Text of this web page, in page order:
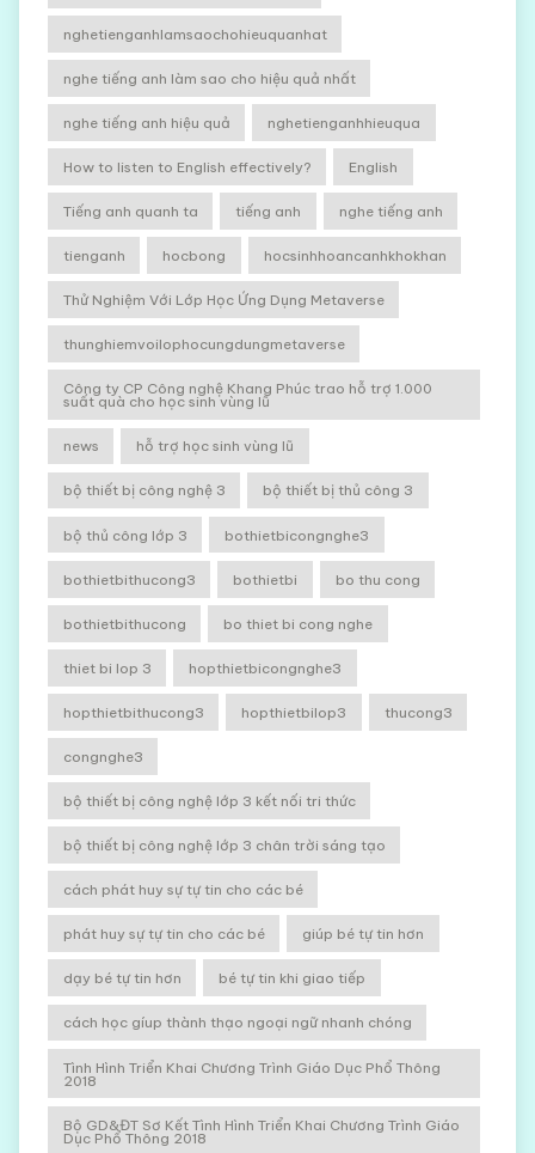
nghetienganhlamsaochohieuquanhat
nghe tiếng anh làm sao cho hiệu quả nhất
nghe tiếng anh hiệu quả nghetienganhhieuqua
How to listen to English effectively? English
Tiếng anh quanh ta tiếng anh nghe tiếng anh
tienganh hocbong hocsinhhoancanhkhokhan
Thử Nghiệm Với Lớp Học Ứng Dụng Metaverse
thunghiemvoilophocungdungmetaverse
Công ty CP Công nghệ Khang Phúc trao hỗ trợ 1.000
suất quà cho học sinh vùng lũ
news hỗ trợ học sinh vùng lũ
bộ thiết bị công nghệ 3 bộ thiết bị thủ công 3
bộ thủ công lớp 3 bothietbicongnghe3
bothietbithucong3 bothietbi bo thu cong
bothietbithucong bo thiet bi cong nghe
thiet bi lop 3 hopthietbicongnghe3
hopthietbithucong3 hopthietbilop3 thucong3
congnghe3
bộ thiết bị công nghệ lớp 3 kết nối tri thức
bộ thiết bị công nghệ lớp 3 chân trời sáng tạo
cách phát huy sự tự tin cho các bé
phát huy sự tự tin cho các bé giúp bé tự tin hơn
dạy bé tự tin hơn bé tự tin khi giao tiếp
cách học gíup thành thạo ngoại ngữ nhanh chóng
Tình Hình Triển Khai Chương Trình Giáo Dục Phổ Thông
2018
Bộ GD&ĐT Sơ Kết Tình Hình Triển Khai Chương Trình Giáo
Dục Phổ Thông 2018